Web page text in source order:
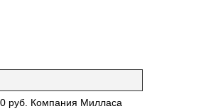
руб. Компания Милласа